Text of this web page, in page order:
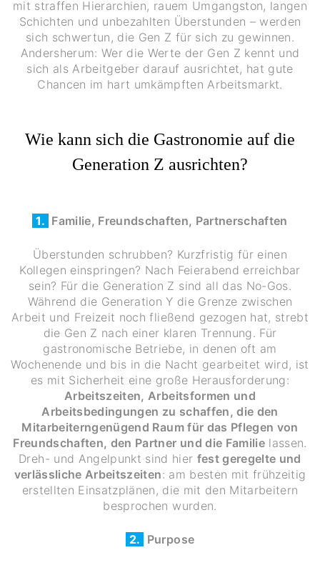
mit straffen Hierarchien, rauem Umgangston, langen
Schichten und unbezahlten Überstunden – werden
sich schwertun, die Gen Z für sich zu gewinnen.
Andersherum: Wer die Werte der Gen Z kennt und
sich als Arbeitgeber darauf ausrichtet, hat gute
Chancen im hart umkämpften Arbeitsmarkt.
Wie kann sich die Gastronomie auf die
Generation Z ausrichten?
1. Familie, Freundschaften, Partnerschaften
Überstunden schrubben? Kurzfristig für einen
Kollegen einspringen? Nach Feierabend erreichbar
sein? Für die Generation Z sind all das No-Gos.
Während die Generation Y die Grenze zwischen
Arbeit und Freizeit noch fließend gezogen hat, strebt
die Gen Z nach einer klaren Trennung. Für
gastronomische Betriebe, in denen oft am
Wochenende und bis in die Nacht gearbeitet wird, ist
es mit Sicherheit eine große Herausforderung:
Arbeitszeiten, Arbeitsformen und
Arbeitsbedingungen zu schaffen, die den
Mitarbeiterngenügend Raum für das Pflegen von
Freundschaften, den Partner und die Familielassen.
Dreh- und Angelpunkt sind hier fest geregelte und
verlässliche Arbeitszeiten: am besten mit frühzeitig
erstellten Einsatzplänen, die mit den Mitarbeitern
besprochen wurden.
2. Purpose